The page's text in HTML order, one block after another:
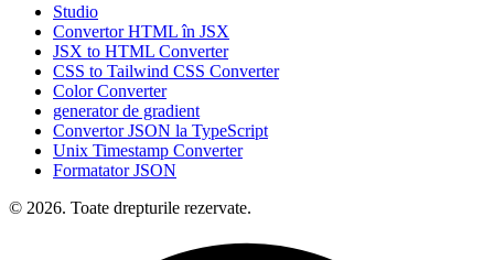
Studio
Convertor HTML în JSX
JSX to HTML Converter
CSS to Tailwind CSS Converter
Color Converter
generator de gradient
Convertor JSON la TypeScript
Unix Timestamp Converter
Formatator JSON
© 2026. Toate drepturile rezervate.